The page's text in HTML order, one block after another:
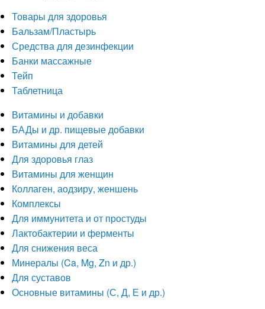
Товары для здоровья
Бальзам/Пластырь
Средства для дезинфекции
Банки массажные
Тейп
Таблетница
Витамины и добавки
БАДы и др. пищевые добавки
Витамины для детей
Для здоровья глаз
Витамины для женщин
Коллаген, аодзиру, женшень
Комплексы
Для иммунитета и от простуды
Лактобактерии и ферменты
Для снижения веса
Минералы (Ca, Mg, Zn и др.)
Для суставов
Основные витамины (С, Д, Е и др.)